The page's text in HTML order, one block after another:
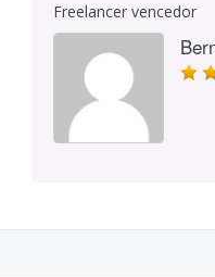
Freelancer vencedor